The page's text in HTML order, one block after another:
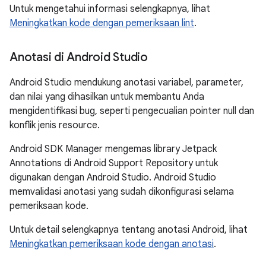
Untuk mengetahui informasi selengkapnya, lihat
Meningkatkan kode dengan pemeriksaan lint.
Anotasi di Android Studio
Android Studio mendukung anotasi variabel, parameter,
dan nilai yang dihasilkan untuk membantu Anda
mengidentifikasi bug, seperti pengecualian pointer null dan
konflik jenis resource.
Android SDK Manager mengemas library Jetpack
Annotations di Android Support Repository untuk
digunakan dengan Android Studio. Android Studio
memvalidasi anotasi yang sudah dikonfigurasi selama
pemeriksaan kode.
Untuk detail selengkapnya tentang anotasi Android, lihat
Meningkatkan pemeriksaan kode dengan anotasi.